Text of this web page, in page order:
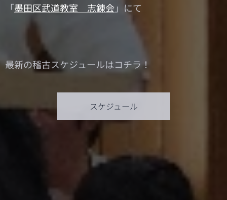
「墨田区武道教室 志錬会」にて
最新の稽古スケジュールはコチラ！
スケジュール